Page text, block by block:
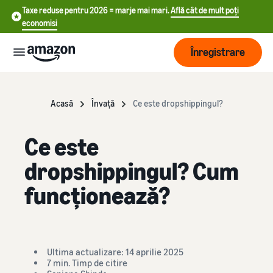
Taxe reduse pentru 2026 = marje mai mari.Află cât de mult poți
economisi
Începe
să vinzi
încă de
astăzi
pe
Amazon
vânzare
Compară ratele de vânzare
Expediere
Prezentare
generală a
procesării
Fulfillment by Amazon
Externalizarea retururilor
Dezvoltare
clienți
Află
Resurse
文
-
CN
English
Deutsch
- DE
Înregistrare
Acasă Învață Ce este dropshippingul?
Ce este
dropshippingul? Cum
funcționează?
Ultima actualizare: 14 aprilie 2025
7 min. Timp de citire